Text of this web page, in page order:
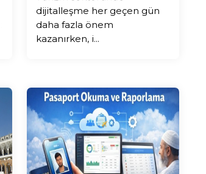
dijitalleşme her geçen gün
daha fazla önem
kazanırken, i...